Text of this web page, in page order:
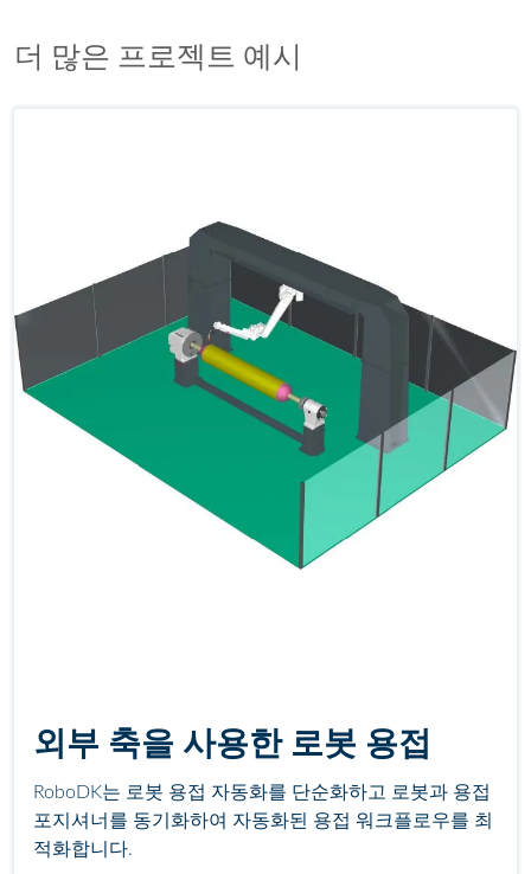
더 많은 프로젝트 예시
외부 축을 사용한 로봇 용접
RoboDK는 로봇 용접 자동화를 단순화하고 로봇과 용접
포지셔너를 동기화하여 자동화된 용접 워크플로우를 최
적화합니다.